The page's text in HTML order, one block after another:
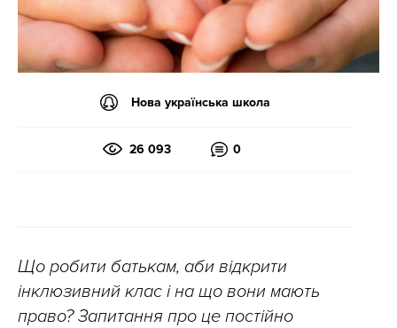
Нова українська школа
26 093 0
Що робити батькам, аби відкрити
інклюзивний клас і на що вони мають
право? Запитання про це постійно